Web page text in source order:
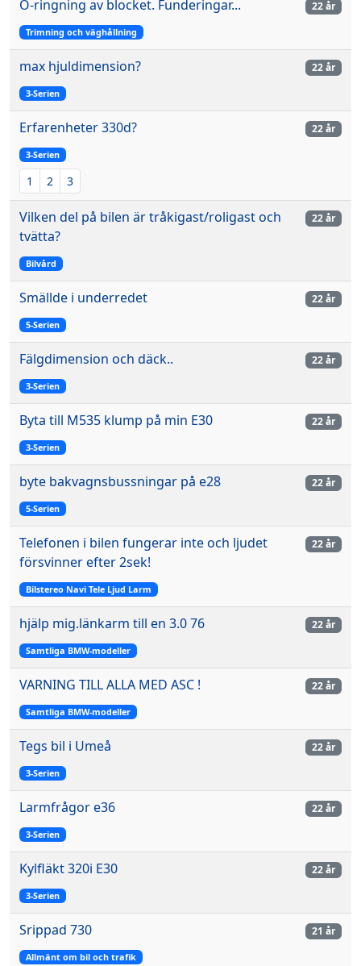
O-ringning av blocket. Funderingar...
Trimning och väghållning
22 år
max hjuldimension?
3-Serien
22 år
Erfarenheter 330d?
3-Serien
1 2 3
22 år
Vilken del på bilen är tråkigast/roligast och
tvätta?
Bilvård
22 år
Smällde i underredet
5-Serien
22 år
Fälgdimension och däck..
3-Serien
22 år
Byta till M535 klump på min E30
3-Serien
22 år
byte bakvagnsbussningar på e28
5-Serien
22 år
Telefonen i bilen fungerar inte och ljudet
försvinner efter 2sek!
Bilstereo Navi Tele Ljud Larm
22 år
hjälp mig.länkarm till en 3.0 76
Samtliga BMW-modeller
22 år
VARNING TILL ALLA MED ASC !
Samtliga BMW-modeller
22 år
Tegs bil i Umeå
3-Serien
22 år
Larmfrågor e36
3-Serien
22 år
Kylfläkt 320i E30
3-Serien
22 år
Srippad 730
Allmänt om bil och trafik
21 år